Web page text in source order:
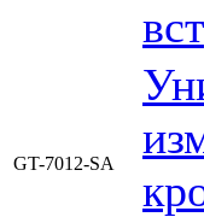
GT-7012-SA